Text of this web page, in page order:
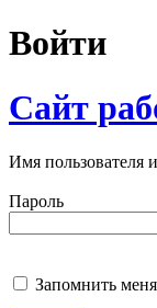
Войти
Сайт
Имя пользователя
Пароль
Запомнить меня